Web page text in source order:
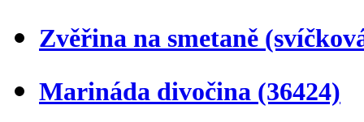
Zvěřina na smetaně
Marináda divočina (36424)